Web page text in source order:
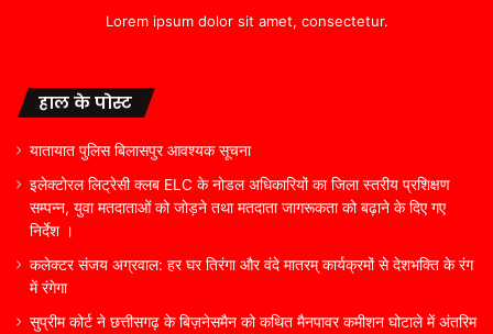
Lorem ipsum dolor sit amet, consectetur.
हाल के पोस्ट
यातायात पुलिस बिलासपुर आवश्यक सूचना
इलेक्टोरल लिट्रेसी क्लब ELC के नोडल अधिकारियों का जिला स्तरीय प्रशिक्षण
सम्पन्न, युवा मतदाताओं को जोड़ने तथा मतदाता जागरूकता को बढ़ाने के दिए गए
निर्देश ।
कलेक्टर संजय अग्रवाल: हर घर तिरंगा और वंदे मातरम् कार्यक्रमों से देशभक्ति के रंग
में रंगेगा
सुप्रीम कोर्ट ने छत्तीसगढ़ के बिज़नेसमैन को कथित मैनपावर कमीशन घोटाले में अंतरिम